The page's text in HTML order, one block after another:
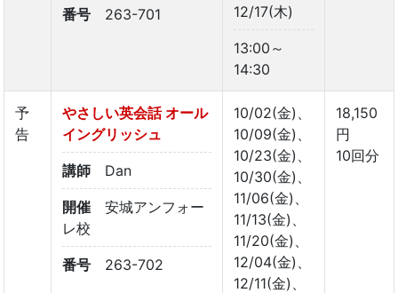
番号 263-701
12/17(木)
13:00～
14:30
予
告
やさしい英会話 オール
イングリッシュ
講師 Dan
開催
安城アンフォー
レ校
番号 263-702
10/02(金)、
10/09(金)、
10/23(金)、
10/30(金)、
11/06(金)、
11/13(金)、
11/20(金)、
12/04(金)、
12/11(金)、
18,150
円
10回分